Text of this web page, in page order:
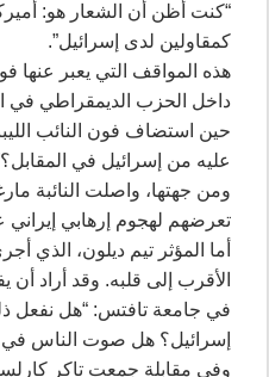
“كنت أظن أن الشعار هو:
كمقاولين لدى إسرائيل”.
هذه المواقف التي يعبر عنها
داخل الحزب الديمقراطي في
حين استضاف فون النائب
عليه من إسرائيل في
ومن جهتها، واصلت النائبة
تعرضهم لهجوم إرهابي إيراني
أما المؤثر تيم ديلون، الذي
الأقرب إلى قلبه. وقد أراد
في جامعة تافتس: “هل نفعل
إسرائيل؟ هل صوت الناس في
وفي مقابلة جمعت تاكر